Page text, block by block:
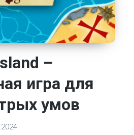
–
игра для
умов